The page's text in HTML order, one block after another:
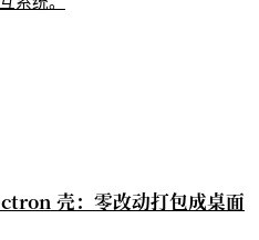
壳：零改动打包成桌面